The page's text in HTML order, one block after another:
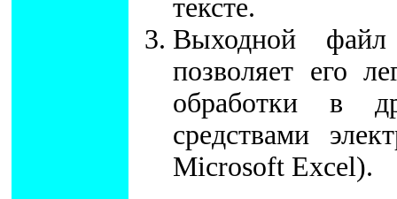
тексте.
Выходной
позволяет его
обработки в
средствами
Microsoft Excel).